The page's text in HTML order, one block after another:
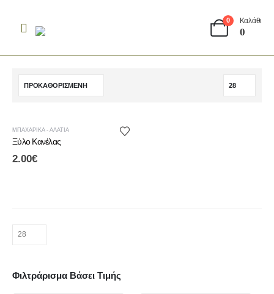
0 Καλάθι
0
ΜΠΑΧΑΡΙΚΆ - ΑΛΆΤΙΑ
Ξύλο Κανέλας
2.00€
Φιλτράρισμα Βάσει Τιμής